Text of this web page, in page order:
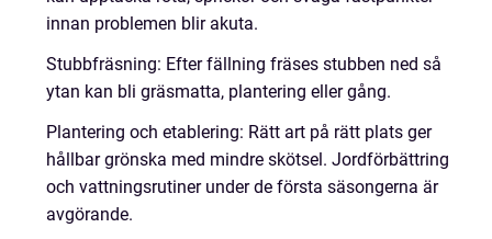
innan problemen blir akuta.
Stubbfräsning: Efter fällning fräses stubben ned så
ytan kan bli gräsmatta, plantering eller gång.
Plantering och etablering: Rätt art på rätt plats ger
hållbar grönska med mindre skötsel. Jordförbättring
och vattningsrutiner under de första säsongerna är
avgörande.